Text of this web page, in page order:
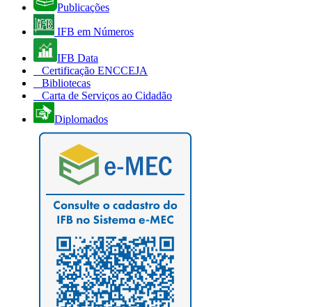
Publicações
IFB em Números
IFB Data
Certificação ENCCEJA
Bibliotecas
Carta de Serviços ao Cidadão
Diplomados